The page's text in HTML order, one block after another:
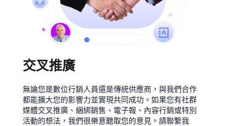
交叉推廣
無論您是數位行銷人員還是傳統供應商，與我們合作
都能擴大您的影響力並實現共同成功。如果您有社群
媒體交叉推廣、綑綁銷售、電子報、內容行銷或特別
活動的想法，我們很樂意聽取您的意見。請聯繫我